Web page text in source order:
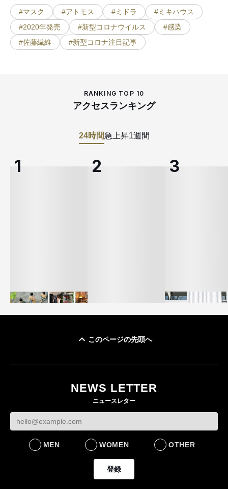
#マスク #アトモス #ミドラ
#ミキハウス
#2020年発売
#新型コロナウイルス
#感染
#佐藤繊維
#新型コロナ注目記事
RANKING TOP 10
アクセスランキング
24時間急上昇1週間
社長 「のんびりした
ら先はない」“前進”す
BUSINESS
このページの先頭へ
NEWS LETTER
ニュースレター
MEN WOMEN OTHER
登録